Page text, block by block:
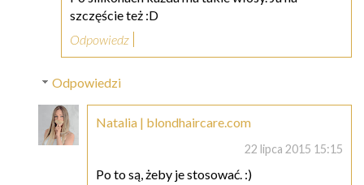
szczęście też :D
Odpowiedz
Odpowiedzi
Natalia | blondhaircare.com
22 lipca 2015 15:15
Po to są, żeby je stosować. :)